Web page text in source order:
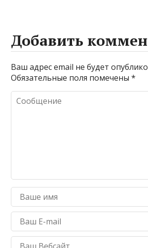
Добавить
Ваш адрес email не будет
Обязательные поля помечены*